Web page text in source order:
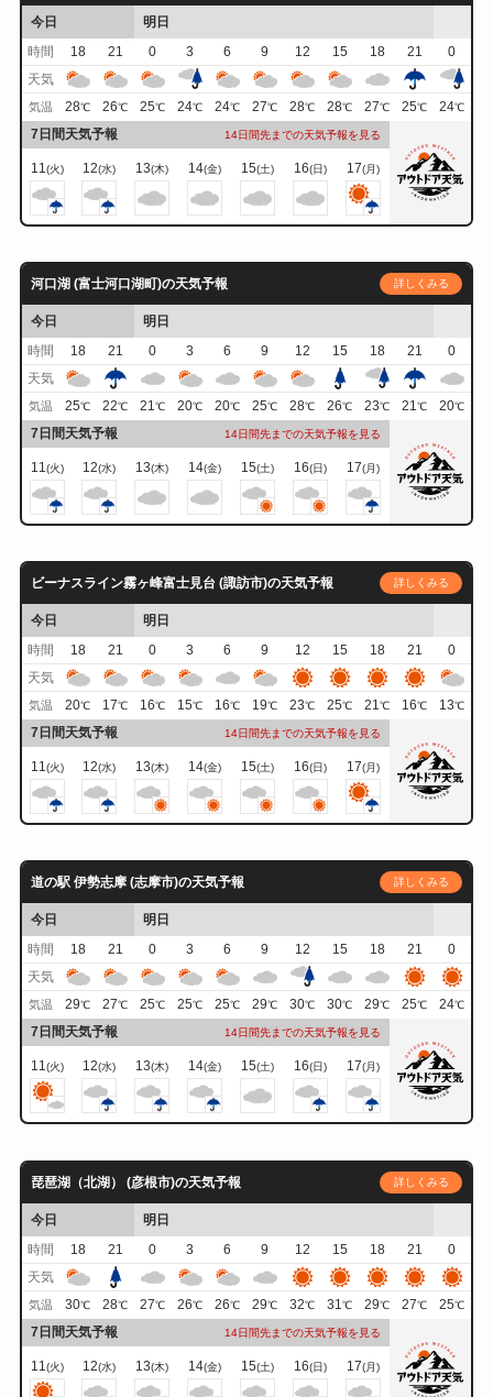
今日
明日
時間
18 21 0 3 6 9 12 15 18 21
0
天気
気温 28℃ 26℃ 25℃ 24℃ 24℃ 27℃ 28℃ 28℃ 27℃ 25℃ 24℃
7日間天気予報 14日間先までの天気予報を見る
11(火) 12(水) 13(木) 14(金) 15(土) 16(日) 17(月)
河口湖 (富士河口湖町)の天気予報 詳しくみる
今日
明日
時間
18 21 0 3 6 9 12 15 18 21
0
天気
気温 25℃ 22℃ 21℃ 20℃ 20℃ 25℃ 28℃ 26℃ 23℃ 21℃ 20℃
7日間天気予報 14日間先までの天気予報を見る
11(火) 12(水) 13(木) 14(金) 15(土) 16(日) 17(月)
ビーナスライン霧ヶ峰富士見台 (諏訪市)の天気予報 詳しくみる
今日
明日
時間
18 21 0 3 6 9 12 15 18 21
0
天気
気温 20℃ 17℃ 16℃ 15℃ 16℃ 19℃ 23℃ 25℃ 21℃ 16℃ 13℃
7日間天気予報 14日間先までの天気予報を見る
11(火) 12(水) 13(木) 14(金) 15(土) 16(日) 17(月)
道の駅 伊勢志摩 (志摩市)の天気予報 詳しくみる
今日
明日
時間
18 21 0 3 6 9 12 15 18 21
0
天気
気温 29℃ 27℃ 25℃ 25℃ 25℃ 29℃ 30℃ 30℃ 29℃ 25℃ 24℃
7日間天気予報 14日間先までの天気予報を見る
11(火) 12(水) 13(木) 14(金) 15(土) 16(日) 17(月)
琵琶湖（北湖） (彦根市)の天気予報 詳しくみる
今日
明日
時間
18 21 0 3 6 9 12 15 18 21
0
天気
気温 30℃ 28℃ 27℃ 26℃ 26℃ 29℃ 32℃ 31℃ 29℃ 27℃ 25℃
7日間天気予報 14日間先までの天気予報を見る
11(火) 12(水) 13(木) 14(金) 15(土) 16(日) 17(月)